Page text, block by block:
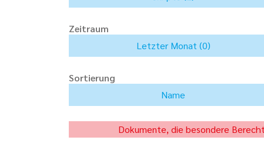
Zeitraum
Sortierung
Dokumente, die besondere